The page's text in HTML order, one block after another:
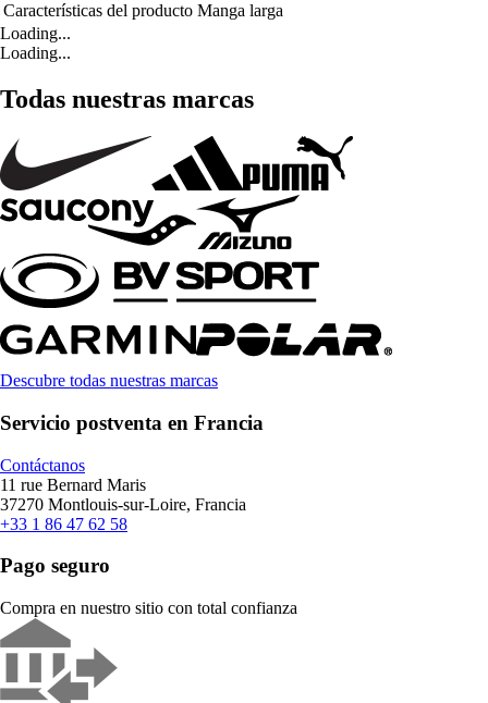
Características del producto Manga larga
Loading...
Loading...
Todas nuestras marcas
Descubre todas nuestras marcas
Servicio postventa en Francia
Contáctanos
11 rue Bernard Maris
37270 Montlouis-sur-Loire, Francia
+33 1 86 47 62 58
Pago seguro
Compra en nuestro sitio con total confianza